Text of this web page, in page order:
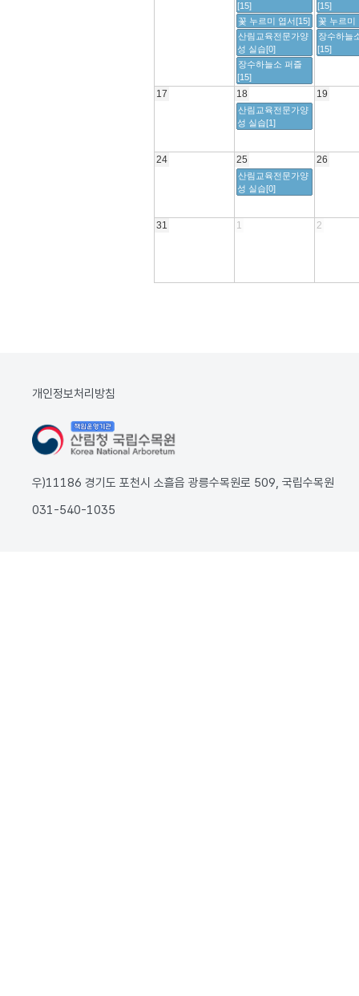
17 18 19
24 25 26
31 1 2
[15]
[15]
꽃 누르미 엽서[15]
꽃 누르미
산림교육전문가양
성 실습[0]
장수하늘
[15]
장수하늘소 퍼즐
[15]
산림교육전문가양
성 실습[1]
산림교육전문가양
성 실습[0]
개인정보처리방침
우)11186 경기도 포천시 소흘읍 광릉수목원로 509, 국립수목원
031-540-1035